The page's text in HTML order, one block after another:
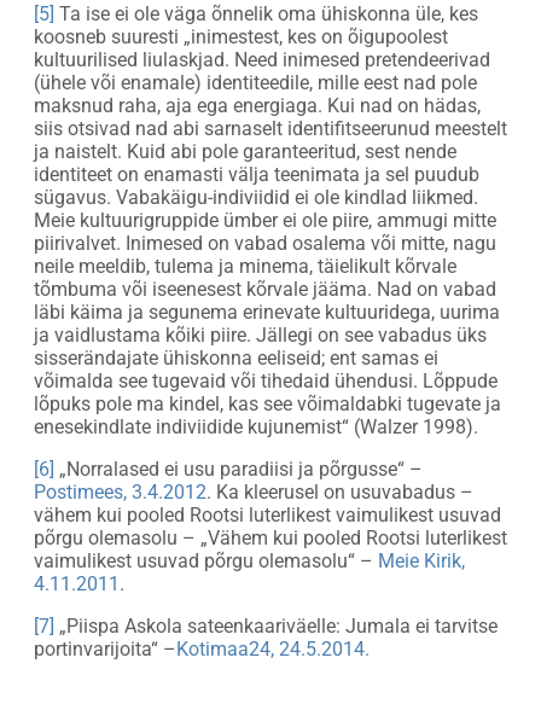
[5] Ta ise ei ole väga õnnelik oma ühiskonna üle, kes
koosneb suuresti „inimestest, kes on õigupoolest
kultuurilised liulaskjad. Need inimesed pretendeerivad
(ühele või enamale) identiteedile, mille eest nad pole
maksnud raha, aja ega energiaga. Kui nad on hädas,
siis otsivad nad abi sarnaselt identifitseerunud meestelt
ja naistelt. Kuid abi pole garanteeritud, sest nende
identiteet on enamasti välja teenimata ja sel puudub
sügavus. Vabakäigu-indiviidid ei ole kindlad liikmed.
Meie kultuurigruppide ümber ei ole piire, ammugi mitte
piirivalvet. Inimesed on vabad osalema või mitte, nagu
neile meeldib, tulema ja minema, täielikult kõrvale
tõmbuma või iseenesest kõrvale jääma. Nad on vabad
läbi käima ja segunema erinevate kultuuridega, uurima
ja vaidlustama kõiki piire. Jällegi on see vabadus üks
sisserändajate ühiskonna eeliseid; ent samas ei
võimalda see tugevaid või tihedaid ühendusi. Lõppude
lõpuks pole ma kindel, kas see võimaldabki tugevate ja
enesekindlate indiviidide kujunemist“ (Walzer 1998).
[6] „Norralased ei usu paradiisi ja põrgusse“ –
Postimees, 3.4.2012. Ka kleerusel on usuvabadus –
vähem kui pooled Rootsi luterlikest vaimulikest usuvad
põrgu olemasolu – „Vähem kui pooled Rootsi luterlikest
vaimulikest usuvad põrgu olemasolu“ – Meie Kirik,
4.11.2011 .
[7] „Piispa Askola sateenkaariväelle: Jumala ei tarvitse
portinvarijoita“ –Kotimaa24, 24.5.2014.